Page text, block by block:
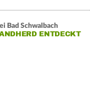
Bad Schwalbach
ENTDECKT